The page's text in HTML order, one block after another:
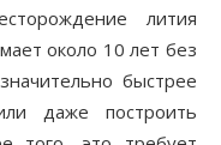
лития
около 10 лет без
быстрее
даже построить